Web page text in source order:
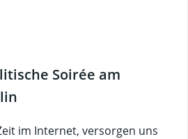
Soirée am
im Internet, versorgen uns